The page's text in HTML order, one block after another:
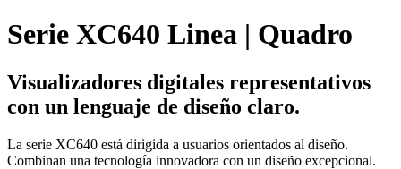
Serie XC640 Linea | Quadro
Visualizadores digitales representativos
con un lenguaje de diseño claro.
La serie XC640 está dirigida a usuarios orientados al diseño.
Combinan una tecnología innovadora con un diseño excepcional.